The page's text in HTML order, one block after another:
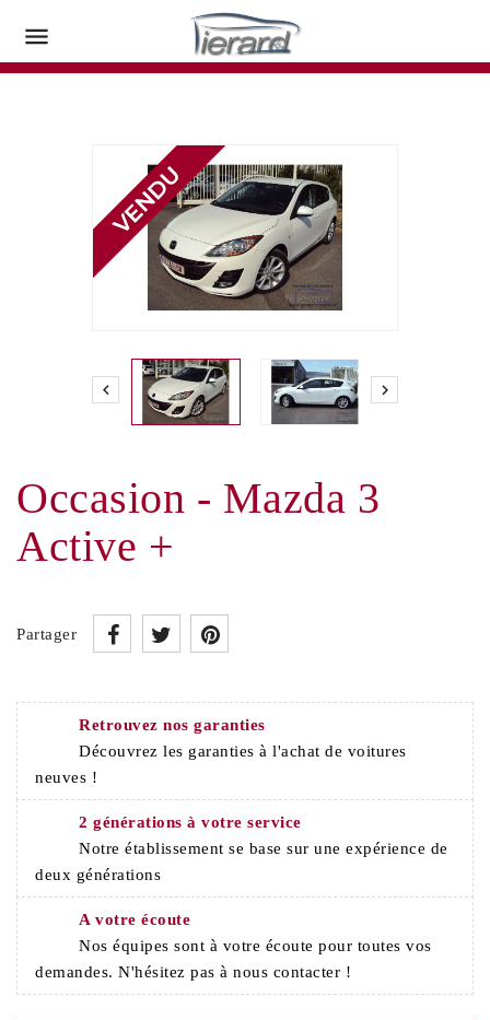

 
Occasion - Mazda 3
Active +
Partager
Retrouvez nos garanties
Découvrez les garanties à l'achat de voitures
neuves !
2 générations à votre service
Notre établissement se base sur une expérience de
deux générations
A votre écoute
Nos équipes sont à votre écoute pour toutes vos
demandes. N'hésitez pas à nous contacter !